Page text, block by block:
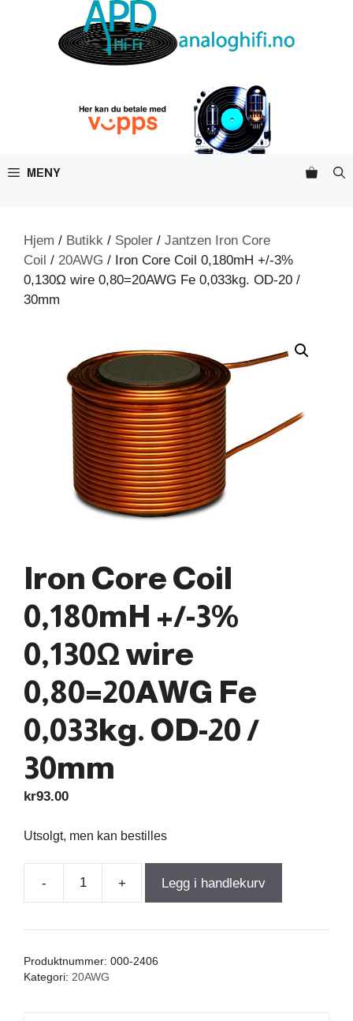
MENY
Hjem / Butikk / Spoler / Jantzen Iron Core
Coil / 20AWG / Iron Core Coil 0,180mH +/-3%
0,130Ω wire 0,80=20AWG Fe 0,033kg. OD-20 /
30mm
Iron Core Coil
0,180mH +/-3%
0,130Ω wire
0,80=20AWG Fe
0,033kg. OD-20 /
30mm
kr93.00
Utsolgt, men kan bestilles
-
Iron
Coil
+ Legg i handlekurv
Produktnummer: 000-2406
Kategori: 20AWG